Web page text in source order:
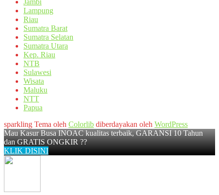
Jambi
Lampung
Riau
Sumatra Barat
Sumatra Selatan
Sumatra Utara
Kep. Riau
NTB
Sulawesi
Wisata
Maluku
NTT
Papua
sparkling Tema oleh Colorlib diberdayakan oleh WordPress
Mau Kasur Busa INOAC kualitas terbaik, GARANSI 10 Tahun
dan GRATIS ONGKIR ??
KLIK DISINI